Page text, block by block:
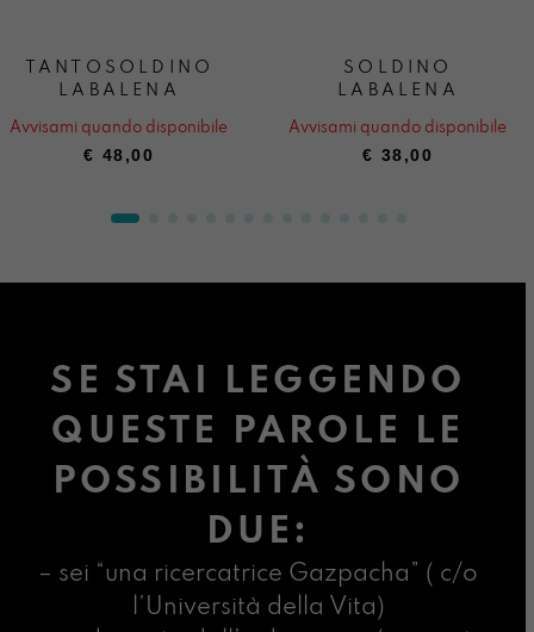
TANTOSOLDINO
LABALENA
Avvisami quando disponibile
€ 48,00
SOLDINO
LABALENA
Avvisami quando disponibile
€ 38,00
SE STAI LEGGENDO
QUESTE PAROLE LE
POSSIBILITÀ SONO
DUE:
– sei “una ricercatrice Gazpacha” ( c/o
l’Università della Vita)